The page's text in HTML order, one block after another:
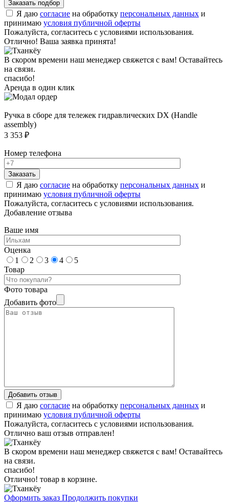
Я даю согласие на обработку персональных данных и
принимаю условия публичной оферты
Пожалуйста, согласитесь с условиями использования.
Отлично! Ваша заявка принята!
В скором времени наш менеджер свяжется с вам! Оставайтесь
на связи.
спасибо!
Аренда в один клик
Ручка в сборе для тележек гидравлических DX (Handle
assembly)
3 353 ₽
Номер телефона
Я даю согласие на обработку персональных данных и
принимаю условия публичной оферты
Пожалуйста, согласитесь с условиями использования.
Добавление отзыва
Ваше имя
Оценка
1
2 3 4
5
Товар
Фото товара
Добавить фото
Я даю согласие на обработку персональных данных и
принимаю условия публичной оферты
Пожалуйста, согласитесь с условиями использования.
Отлично ваш отзыв отправлен!
В скором времени наш менеджер свяжется с вам! Оставайтесь
на связи.
спасибо!
Отлично! товар в корзине.
Оформить заказ Продолжить покупки